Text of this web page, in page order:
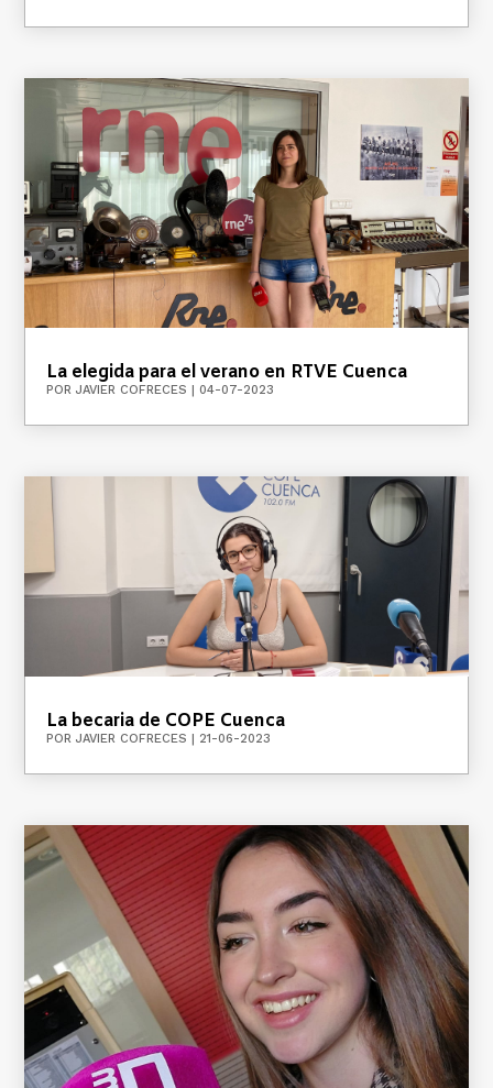
La elegida para el verano en RTVE Cuenca
PORJAVIER COFRECES | 04-07-2023
La becaria de COPE Cuenca
PORJAVIER COFRECES | 21-06-2023